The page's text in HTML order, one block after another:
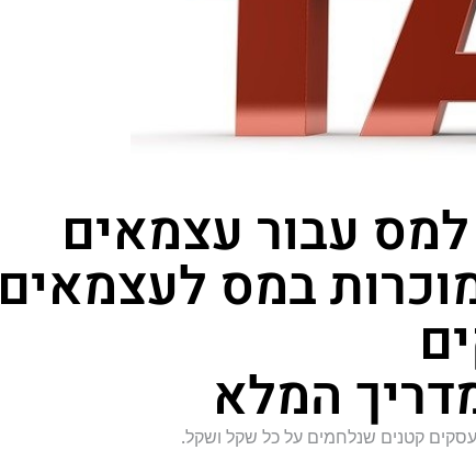
למס עבור עצמאים
במס לעצמאים
המלא
קטנים שנלחמים על כל שקל ושקל.